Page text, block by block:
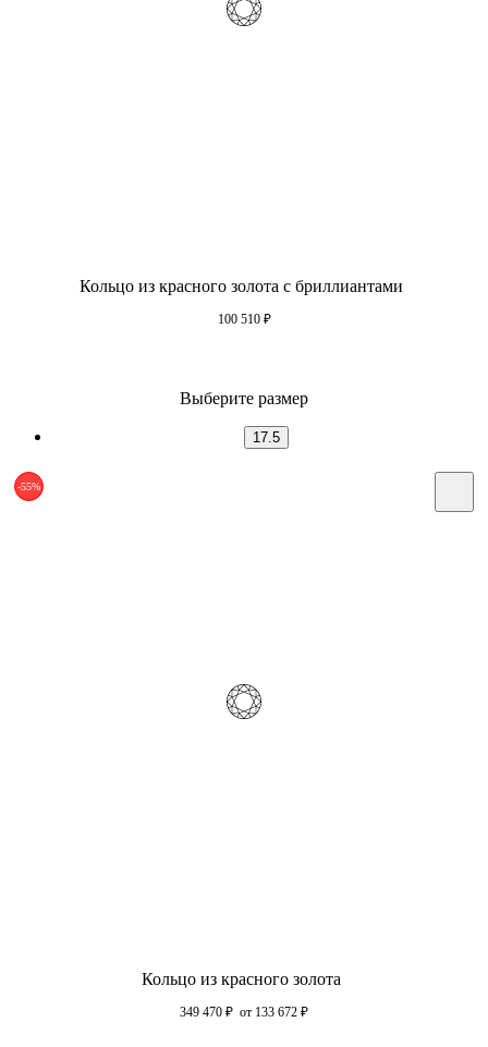
Кольцо из красного золота с бриллиантами
100 510 ₽
Выберите размер
17.5
-55%
Кольцо из красного золота
349 470 ₽ от 133 672 ₽